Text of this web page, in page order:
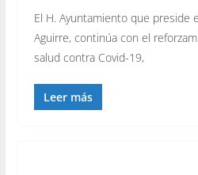
El H. Ayuntamiento que preside
Aguirre, continúa con el
salud contra Covid-19,
Leer más